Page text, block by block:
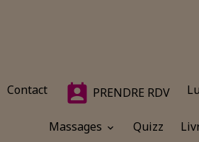
Contact PRENDRE RDV
Massages Quizz